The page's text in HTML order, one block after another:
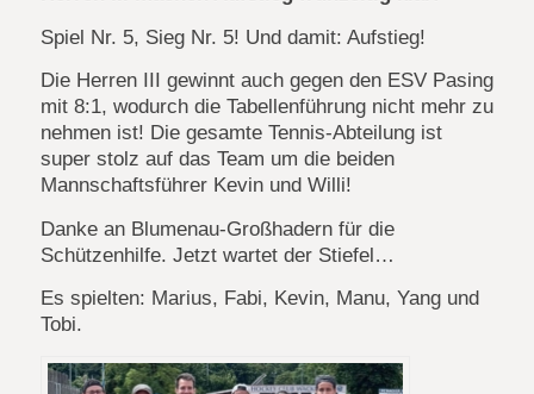
Spiel Nr. 5, Sieg Nr. 5! Und damit: Aufstieg!
Die Herren III gewinnt auch gegen den ESV Pasing
mit 8:1, wodurch die Tabellenführung nicht mehr zu
nehmen ist! Die gesamte Tennis-Abteilung ist
super stolz auf das Team um die beiden
Mannschaftsführer Kevin und Willi!
Danke an Blumenau-Großhadern für die
Schützenhilfe. Jetzt wartet der Stiefel…
Es spielten: Marius, Fabi, Kevin, Manu, Yang und
Tobi.